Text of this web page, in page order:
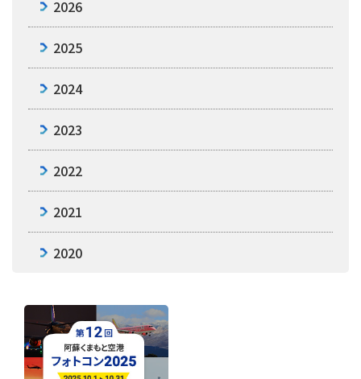
2026
2025
2024
2023
2022
2021
2020